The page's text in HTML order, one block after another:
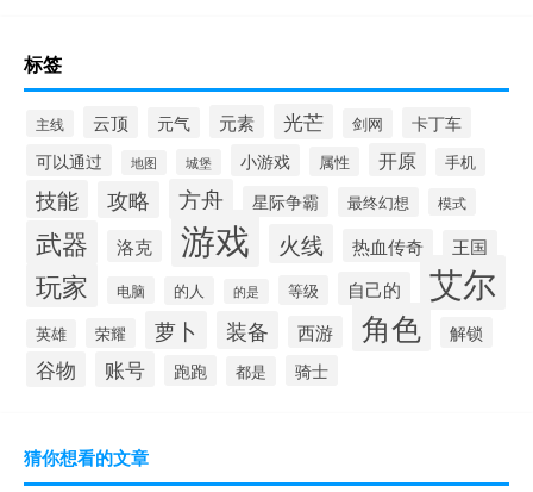
标签
主线 云顶 元气 元素 光芒 剑网 卡丁车
可以通过 地图 城堡 小游戏 属性 开原 手机
技能 攻略 方舟 星际争霸 最终幻想 模式
武器 洛克 游戏 火线 热血传奇 王国
玩家 电脑 的人 的是 等级 自己的 艾尔
英雄 荣耀 萝卜 装备 西游 角色 解锁
谷物 账号 跑跑 都是 骑士
猜你想看的文章